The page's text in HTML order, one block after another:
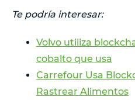
Te podría interesar:
Volvo utiliza
cobalto que usa
Carrefour Usa
Rastrear Alimentos